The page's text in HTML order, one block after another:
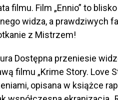
filmu. Film „Ennio” to
widza, a prawdziwych
z Mistrzem!
Dostępna przeniesie
filmu „Krime Story. Love
opisana w książce